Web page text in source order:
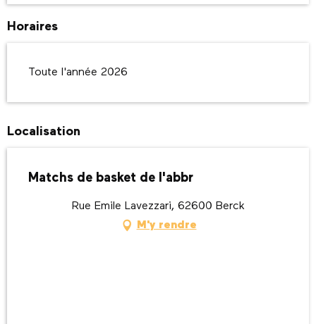
Horaires
Toute l'année 2026
Localisation
Matchs de basket de l'abbr
Rue Emile Lavezzari, 62600 Berck
M'y rendre